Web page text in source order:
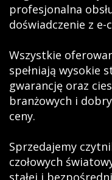
profesjonalna
doświadczenie z e-
Wszystkie
spełniają wysokie
gwarancję oraz
branżowych i
ceny.
Sprzedajemy
czołowych